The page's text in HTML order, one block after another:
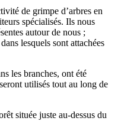
de grimpe d’arbres en
spécialisés. Ils nous
autour de nous ;
lesquels sont attachées
les branches, ont été
utilisés tout au long de
située juste au-dessus du